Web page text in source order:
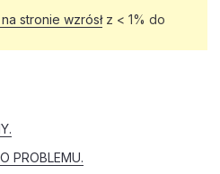
stronie wzrósłz < 1% do
PROBLEMU.